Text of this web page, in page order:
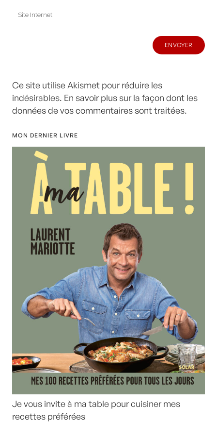
Ce site utilise Akismet pour réduire les
indésirables. En savoir plus sur la façon dont les
données de vos commentaires sont traitées.
MON DERNIER LIVRE
Je vous invite à ma table pour cuisiner mes
recettes préférées